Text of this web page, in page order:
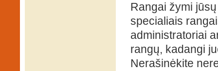
Rangai žymi
specialiais
administratoriai
rangų, kadangi
Nerašinėkite